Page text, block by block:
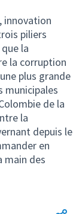
innovation
piliers
la
la corruption
plus grande
municipales
de la
la
depuis le
en
main des